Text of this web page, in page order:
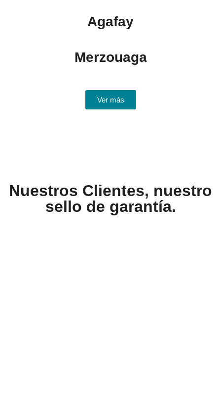
Agafay
Merzouaga
Ver más
Nuestros Clientes, nuestro
sello de garantía.